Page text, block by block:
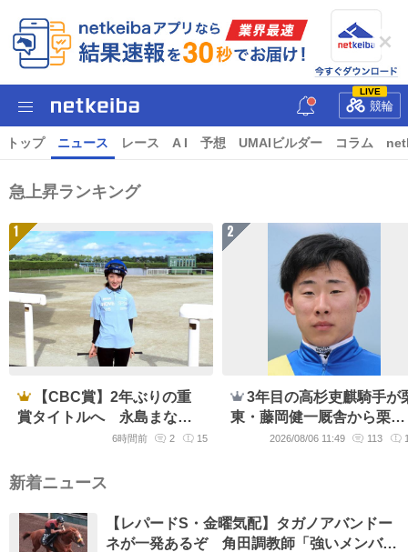
LIVE
競輪
トップ ニュース レース A I 予想 UMAIビルダー コラム
急上昇ランキング
1
【CBC賞】2年ぶりの重
賞タイトルへ 永島まなみ
騎手が「いいスピードを持
チャンスつかむ
6時間前 2 15
2
3年目の高杉吏麒騎手が
東・藤岡健一厩舎から栗
東・フリーへ所属変更
2026/08/06 11:49 113
新着ニュース
【レパードS・金曜気配】タガノアバンドー
ネが一発あるぞ 角田調教師「強いメンバー